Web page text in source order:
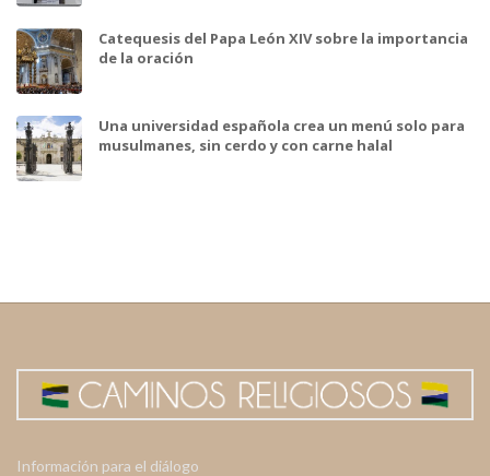
Catequesis del Papa León XIV sobre la importancia
de la oración
Una universidad española crea un menú solo para
musulmanes, sin cerdo y con carne halal
Información para el diálogo